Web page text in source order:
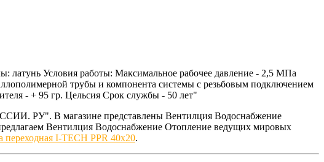
латунь Условия работы: Максимальное рабочее давление - 2,5 МПа
трубы и компонента системы с резьбовым подключением
- + 95 гр. Цельсия Срок службы - 50 лет"
РУ". В магазине представлены Вентилция Водоснабжение
Вентилция Водоснабжение Отопление ведущих мировых
переходная I-TECH PPR 40x20.